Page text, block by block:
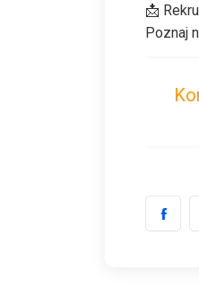
📩
Poznaj